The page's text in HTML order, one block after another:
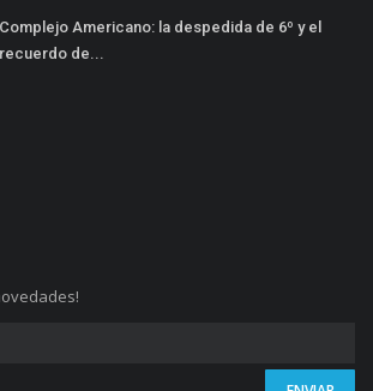
Complejo Americano: la despedida de 6º y el
recuerdo de...